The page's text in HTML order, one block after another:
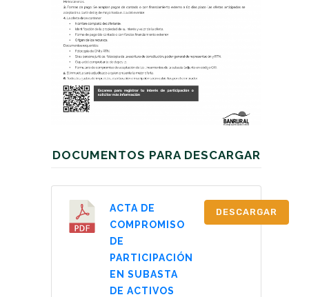
DOCUMENTOS PARA DESCARGAR
ACTA DE
COMPROMISO
DE
PARTICIPACIÓN
EN SUBASTA
DE ACTIVOS
DESCARGAR